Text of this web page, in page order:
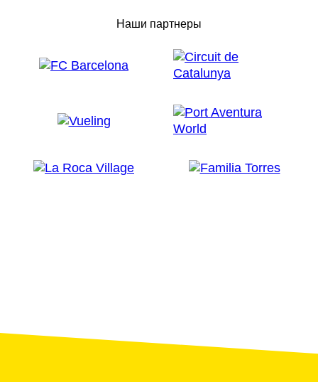
Наши партнеры